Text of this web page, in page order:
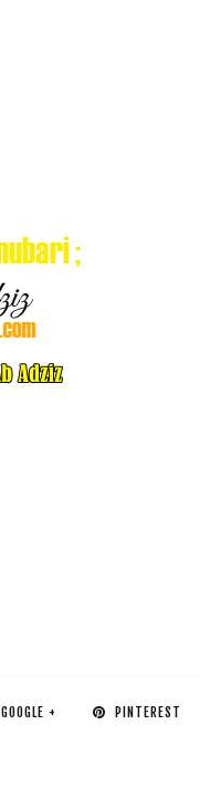
GOOGLE + PINTEREST